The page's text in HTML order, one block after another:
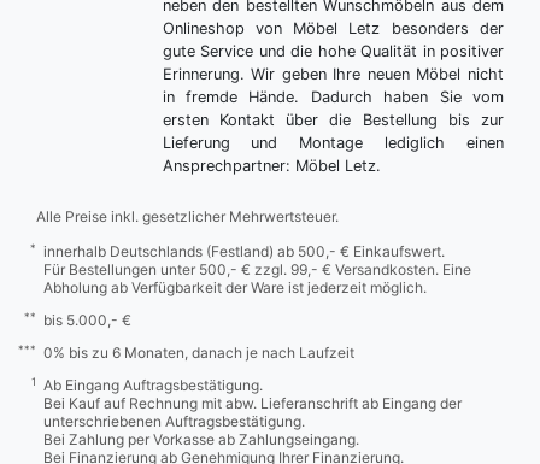
neben den bestellten Wunschmöbeln aus dem
Onlineshop von Möbel Letz besonders der
gute Service und die hohe Qualität in positiver
Erinnerung. Wir geben Ihre neuen Möbel nicht
in fremde Hände. Dadurch haben Sie vom
ersten Kontakt über die Bestellung bis zur
Lieferung und Montage lediglich einen
Ansprechpartner: Möbel Letz.
Alle Preise inkl. gesetzlicher Mehrwertsteuer.
*
innerhalb Deutschlands (Festland) ab 500,- € Einkaufswert.
Für Bestellungen unter 500,- € zzgl. 99,- € Versandkosten. Eine
Abholung ab Verfügbarkeit der Ware ist jederzeit möglich.
** bis 5.000,- €
*** 0% bis zu 6 Monaten, danach je nach Laufzeit
1
Ab Eingang Auftragsbestätigung.
Bei Kauf auf Rechnung mit abw. Lieferanschrift ab Eingang der
unterschriebenen Auftragsbestätigung.
Bei Zahlung per Vorkasse ab Zahlungseingang.
Bei Finanzierung ab Genehmigung Ihrer Finanzierung.